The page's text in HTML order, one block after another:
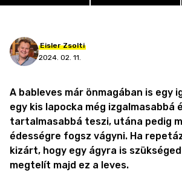
Eisler Zsolti
2024. 02. 11.
A bableves már önmagában is egy
egy kis lapocka még izgalmasabbá
tartalmasabbá teszi, utána pedig
édességre fogsz vágyni. Ha
kizárt, hogy egy ágyra is
megtelít majd ez a leves.